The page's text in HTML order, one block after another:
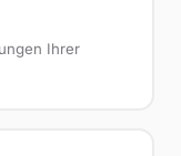
Ihrer